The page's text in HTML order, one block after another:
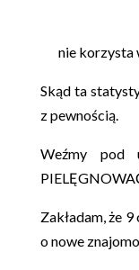
nie korzysta
Skąd ta
z pewnością.
Weźmy pod
Zakładam, że
o nowe